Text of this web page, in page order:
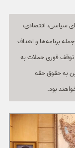
سیاسی، اقتصادی،
برنامه‌ها و اهداف
توقف فوری حملات به
به حقوق حقه
بود.